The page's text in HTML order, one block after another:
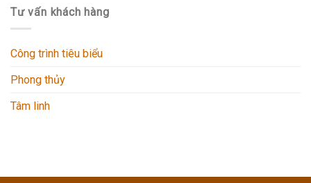
Tư vấn khách hàng
Công trình tiêu biểu
Phong thủy
Tâm linh